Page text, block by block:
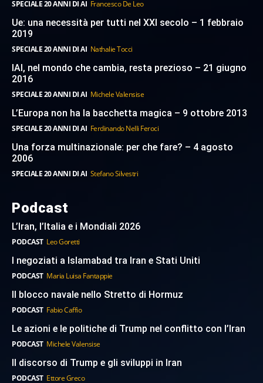
SPECIALE 20 ANNI DI AI Francesco De Leo
Ue: una necessità per tutti nel XXI secolo – 1 febbraio
2019
SPECIALE 20 ANNI DI AI Nathalie Tocci
IAI, nel mondo che cambia, resta prezioso – 21 giugno
2016
SPECIALE 20 ANNI DI AI Michele Valensise
L’Europa non ha la bacchetta magica – 9 ottobre 2013
SPECIALE 20 ANNI DI AI Ferdinando Nelli Feroci
Una forza multinazionale: per che fare? – 4 agosto
2006
SPECIALE 20 ANNI DI AI Stefano Silvestri
Podcast
L’Iran, l’Italia e i Mondiali 2026
PODCAST Leo Goretti
I negoziati a Islamabad tra Iran e Stati Uniti
PODCAST Maria Luisa Fantappie
Il blocco navale nello Stretto di Hormuz
PODCAST Fabio Caffio
Le azioni e le politiche di Trump nel conflitto con l’Iran
PODCAST Michele Valensise
Il discorso di Trump e gli sviluppi in Iran
PODCAST Ettore Greco